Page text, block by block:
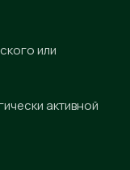
или
активной